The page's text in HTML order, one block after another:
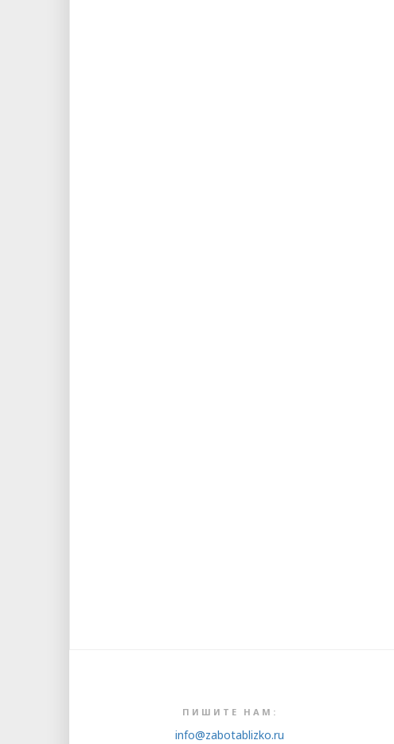
ПИШИТЕ НАМ:
info@zabotablizko.ru